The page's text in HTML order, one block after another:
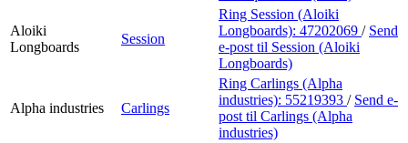
Aloiki
Longboards
Session
Ring Session (Aloiki
Longboards): 47202069 / Send
e-post til Session (Aloiki
Longboards)
Alpha industries Carlings
Ring Carlings (Alpha
industries): 55219393 / Send e-
post til Carlings (Alpha
industries)